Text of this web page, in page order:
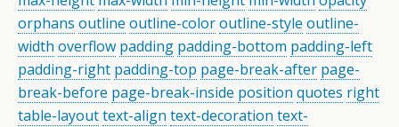
orphans outline outline-coloroutline-style outline-
width overflow padding padding-bottom padding-left
padding-right padding-top page-break-after page-
break-before page-break-inside position quotes right
table-layouttext-align text-decoration text-